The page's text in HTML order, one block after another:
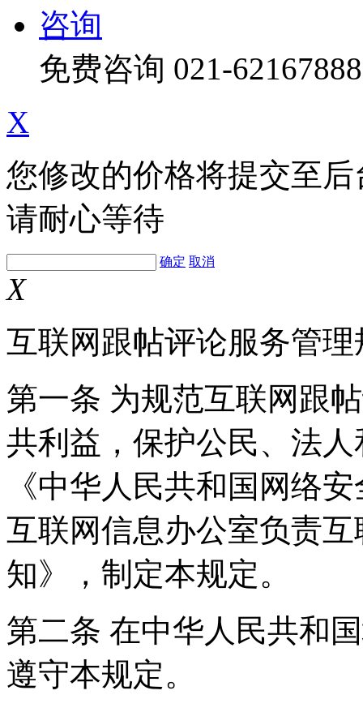
咨询
免费咨询 021-62167888
X
您修改的价格将提交至
请耐心等待
确定 取消
X
互联网跟帖评论服务管理
第一条 为规范互联网跟
共利益，保护公民、法
《中华人民共和国网络
互联网信息办公室负责
知》，制定本规定。
第二条 在中华人民共和
遵守本规定。